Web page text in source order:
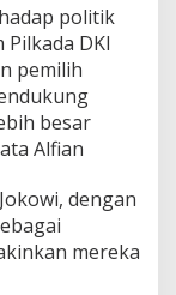
politik
DKI
pemilih
besar
Alfian
dengan
mereka